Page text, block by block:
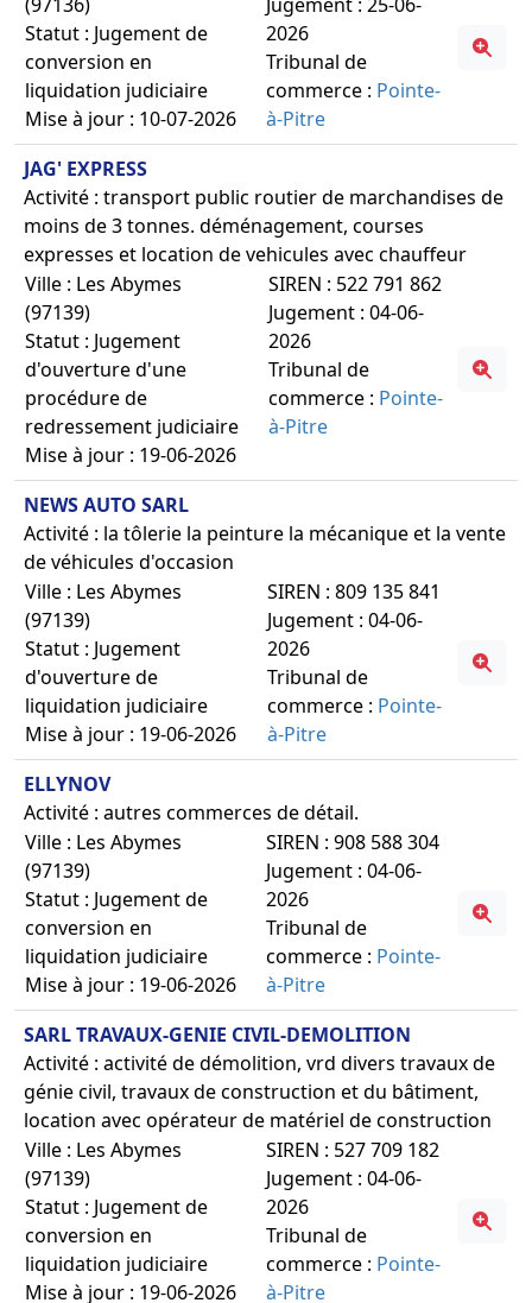
Statut : Jugement de
conversion en
liquidation judiciaire
Mise à jour : 10-07-2026
2026
Tribunal de
commerce : Pointe-
à-Pitre
JAG' EXPRESS
Activité : transport public routier de marchandises de
moins de 3 tonnes. déménagement, courses
expresses et location de vehicules avec chauffeur
Ville : Les Abymes
(97139)
Statut : Jugement
d'ouverture d'une
procédure de
redressement judiciaire
Mise à jour : 19-06-2026
SIREN : 522 791 862
Jugement : 04-06-
2026
Tribunal de
commerce : Pointe-
à-Pitre
NEWS AUTO SARL
Activité : la tôlerie la peinture la mécanique et la vente
de véhicules d'occasion
Ville : Les Abymes
(97139)
Statut : Jugement
d'ouverture de
liquidation judiciaire
Mise à jour : 19-06-2026
SIREN : 809 135 841
Jugement : 04-06-
2026
Tribunal de
commerce : Pointe-
à-Pitre
ELLYNOV
Activité : autres commerces de détail.
Ville : Les Abymes
(97139)
Statut : Jugement de
conversion en
liquidation judiciaire
Mise à jour : 19-06-2026
SIREN : 908 588 304
Jugement : 04-06-
2026
Tribunal de
commerce : Pointe-
à-Pitre
SARL TRAVAUX-GENIE CIVIL-DEMOLITION
Activité : activité de démolition, vrd divers travaux de
génie civil, travaux de construction et du bâtiment,
location avec opérateur de matériel de construction
Ville : Les Abymes
(97139)
Statut : Jugement de
conversion en
liquidation judiciaire
Mise à jour : 19-06-2026
SIREN : 527 709 182
Jugement : 04-06-
2026
Tribunal de
commerce : Pointe-
à-Pitre